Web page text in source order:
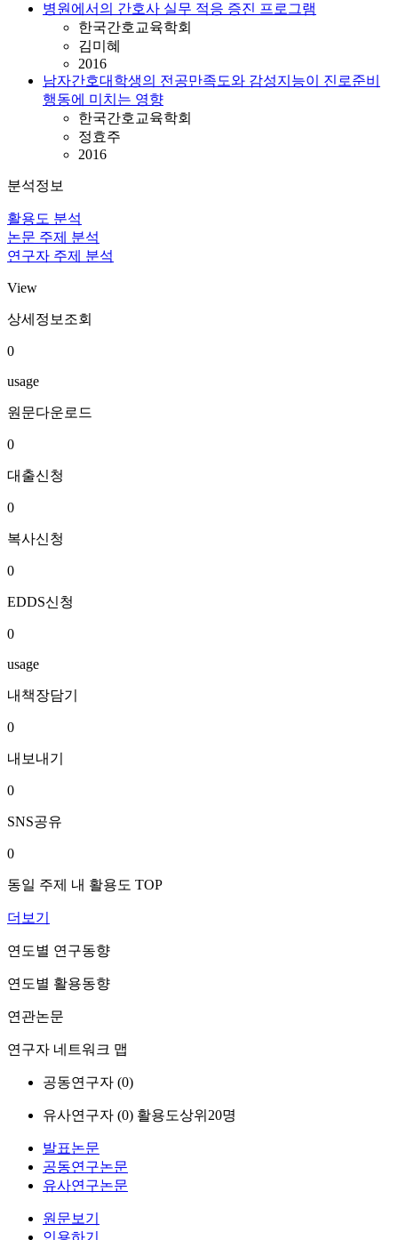
병원에서의 간호사 실무 적응 증진 프로그램
한국간호교육학회
김미혜
2016
남자간호대학생의 전공만족도와 감성지능이 진로준비
행동에 미치는 영향
한국간호교육학회
정효주
2016
분석정보
활용도 분석
논문 주제 분석
연구자 주제 분석
View
상세정보조회
0
usage
원문다운로드
0
대출신청
0
복사신청
0
EDDS신청
0
usage
내책장담기
0
내보내기
0
SNS공유
0
동일 주제 내 활용도 TOP
더보기
연도별 연구동향
연도별 활용동향
연관논문
연구자 네트워크 맵
공동연구자 (0)
유사연구자 (0) 활용도상위20명
발표논문
공동연구논문
유사연구논문
원문보기
인용하기